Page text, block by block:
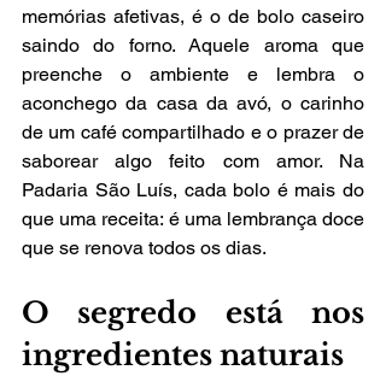
memórias afetivas, é o de bolo caseiro
saindo do forno. Aquele aroma que
preenche o ambiente e lembra o
aconchego da casa da avó, o carinho
de um café compartilhado e o prazer de
saborear algo feito com amor. Na
Padaria São Luís, cada bolo é mais do
que uma receita: é uma lembrança doce
que se renova todos os dias.
O segredo está nos
ingredientes naturais